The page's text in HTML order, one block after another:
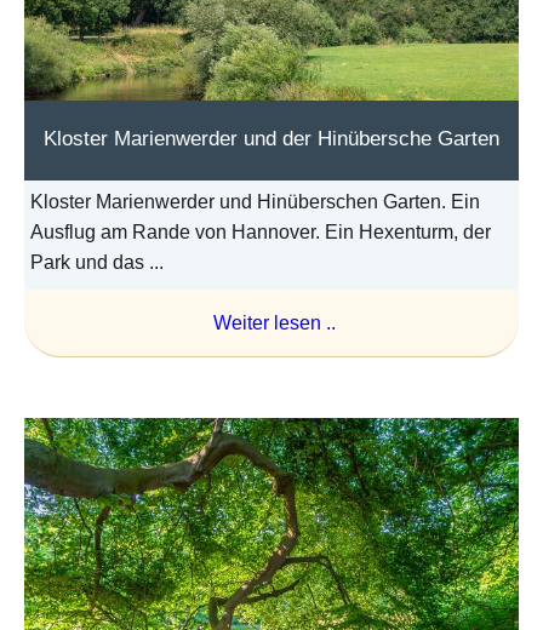
Kloster Marienwerder und der Hinübersche Garten
Kloster Marienwerder und Hinüberschen Garten. Ein
Ausflug am Rande von Hannover. Ein Hexenturm, der
Park und das ...
Weiter lesen ..